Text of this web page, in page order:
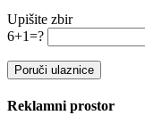
Upišite zbir
6+1=?
Reklamni prostor